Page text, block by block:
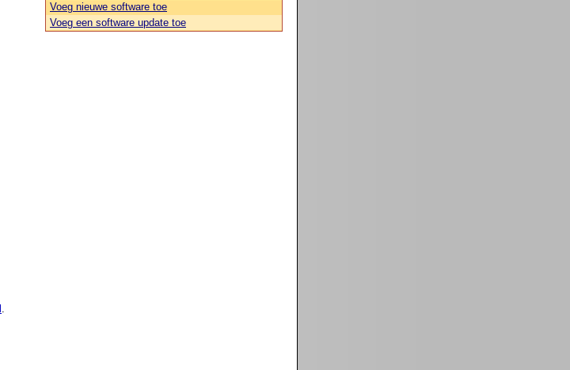
.
Voeg nieuwe software toe
Voeg een software update toe